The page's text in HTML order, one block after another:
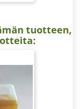
tuotteen,